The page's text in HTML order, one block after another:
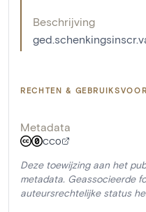
Beschrijving
RECHTEN &
Metadata
CC0
Deze toewijzing aan het
metadata. Geassocieerde
auteursrechtelijke status